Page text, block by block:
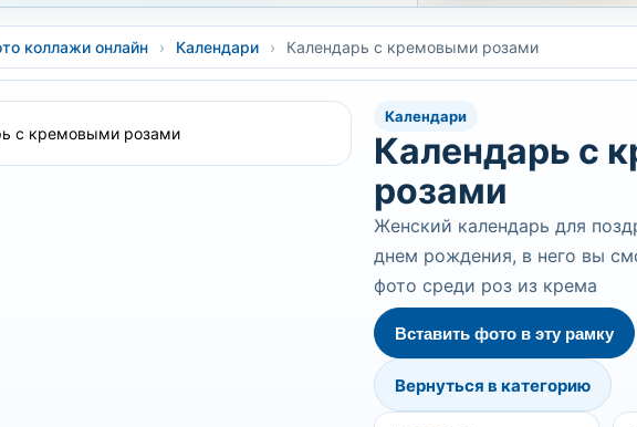
коллажи онлайн › Календари › Календарь с кремовыми розами
Календари
Календарь с
розами
Женский календарь для
днем рождения, в него вы
фото среди роз из крема
Вставить фото в эту рамку
Вернуться в категорию